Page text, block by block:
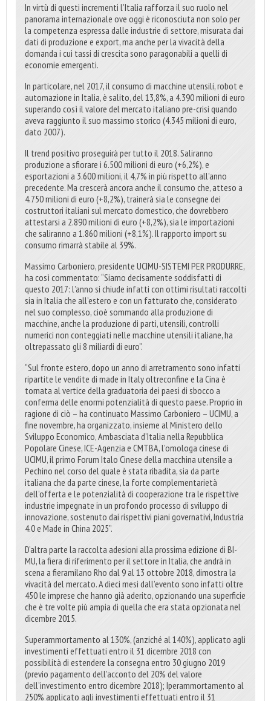
In virtù di questi incrementi l’Italia rafforza il suo ruolo nel
panorama internazionale ove oggi è riconosciuta non solo per
la competenza espressa dalle industrie di settore, misurata dai
dati di produzione e export, ma anche per la vivacità della
domanda i cui tassi di crescita sono paragonabili a quelli di
economie emergenti.
In particolare, nel 2017, il consumo di macchine utensili, robot e
automazione in Italia, è salito, del 13,8%, a 4.390 milioni di euro
superando così il valore del mercato italiano pre-crisi quando
aveva raggiunto il suo massimo storico (4.345 milioni di euro,
dato 2007).
Il trend positivo proseguirà per tutto il 2018. Saliranno
produzione a sfiorare i 6.500 milioni di euro (+6,2%), e
esportazioni a 3.600 milioni, il 4,7% in più rispetto all’anno
precedente. Ma crescerà ancora anche il consumo che, atteso a
4.750 milioni di euro (+8,2%), trainerà sia le consegne dei
costruttori italiani sul mercato domestico, che dovrebbero
attestarsi a 2.890 milioni di euro (+8,2%), sia le importazioni
che saliranno a 1.860 milioni (+8,1%). Il rapporto import su
consumo rimarrà stabile al 39%.
Massimo Carboniero, presidente UCIMU-SISTEMI PER PRODURRE,
ha così commentato: “Siamo decisamente soddisfatti di
questo 2017: l’anno si chiude infatti con ottimi risultati raccolti
sia in Italia che all’estero e con un fatturato che, considerato
nel suo complesso, cioè sommando alla produzione di
macchine, anche la produzione di parti, utensili, controlli
numerici non conteggiati nelle macchine utensili italiane, ha
oltrepassato gli 8 miliardi di euro”.
“Sul fronte estero, dopo un anno di arretramento sono infatti
ripartite le vendite di made in Italy oltreconfine e la Cina è
tornata al vertice della graduatoria dei paesi di sbocco a
conferma delle enormi potenzialità di questo paese. Proprio in
ragione di ciò – ha continuato Massimo Carboniero – UCIMU, a
fine novembre, ha organizzato, insieme al Ministero dello
Sviluppo Economico, Ambasciata d’Italia nella Repubblica
Popolare Cinese, ICE-Agenzia e CMTBA, l’omologa cinese di
UCIMU, il primo Forum Italo Cinese della macchina utensile a
Pechino nel corso del quale è stata ribadita, sia da parte
italiana che da parte cinese, la forte complementarietà
dell’offerta e le potenzialità di cooperazione tra le rispettive
industrie impegnate in un profondo processo di sviluppo di
innovazione, sostenuto dai rispettivi piani governativi, Industria
4.0 e Made in China 2025”.
D’altra parte la raccolta adesioni alla prossima edizione di BI-
MU, la fiera di riferimento per il settore in Italia, che andrà in
scena a fieramilano Rho dal 9 al 13 ottobre 2018, dimostra la
vivacità del mercato. A dieci mesi dall’evento sono infatti oltre
450 le imprese che hanno già aderito, opzionando una superficie
che è tre volte più ampia di quella che era stata opzionata nel
dicembre 2015.
Superammortamento al 130%, (anziché al 140%), applicato agli
investimenti effettuati entro il 31 dicembre 2018 con
possibilità di estendere la consegna entro 30 giugno 2019
(previo pagamento dell’acconto del 20% del valore
dell’investimento entro dicembre 2018); Iperammortamento al
250% applicato agli investimenti effettuati entro il 31